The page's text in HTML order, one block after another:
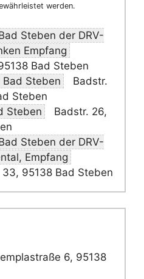
werden.
Steben der DRV-
Empfang
Bad Steben
Bad Steben
Badstr.
Steben
Steben
Badstr. 26,
Steben der DRV-
Empfang
95138 Bad Steben
6, 95138